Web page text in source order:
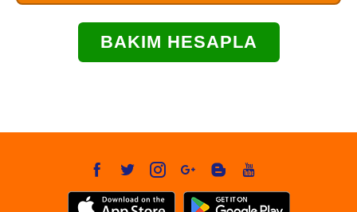
BAKIM HESAPLA